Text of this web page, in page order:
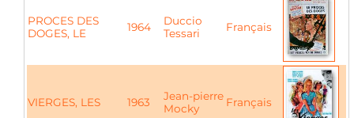
PROCES DES
DOGES, LE
1964
Duccio
Tessari
Français
VIERGES, LES 1963
Jean-pierre
Mocky
Français